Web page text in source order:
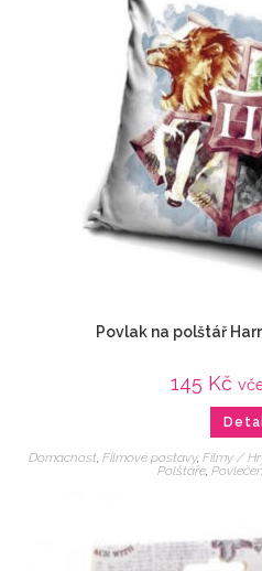
Povlak na polštář
145 Kč
Domácnost, Filmové postavy, Filmy /
Polštáře,